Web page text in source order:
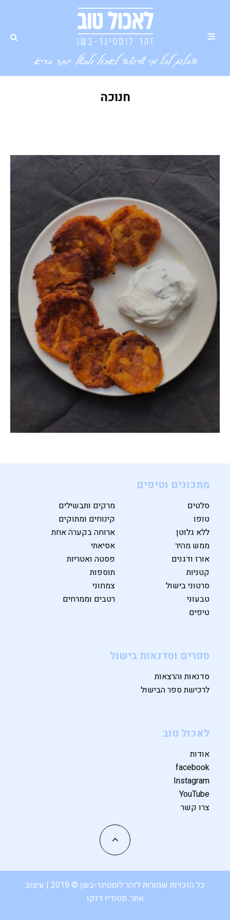
חנוכה
מתכונים וטיפים
סלטים
מרקים ותבשילים
טופו
קינוחים ומתוקים
ללא גלוטן
ארוחה בקערה אחת
ממש מהיר
אסיאתי
אורז ודגנים
פסטה ואטריות
קטניות
תוספות
סרטוני בישול
צמחוני
טבעוני
רטבים וממרחים
טיפים
ספרים וסדנאות בישול
סדנאות והרצאות
לרכישת ספר הבישול
לאכול טוב
אודות
facebook
Instagram
YouTube
צרו קשר
כל הזכויות שמורות לזהר לוסטיגר-בשן © 2019 | עיצוב
אתר: סטודיו דנקו